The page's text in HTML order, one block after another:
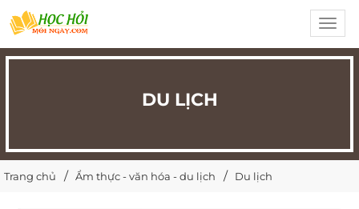
DU LỊCH
Trang chủ Ẩm thực - văn hóa - du lịch Du lịch